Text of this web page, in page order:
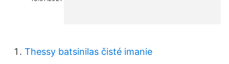
Thessy batsinilas čisté imanie